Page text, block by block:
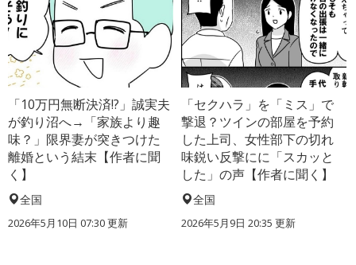
「10万円無断決済!?」誠実夫
が釣り沼へ→「家族より趣
味？」限界妻が突きつけた
離婚という結末【作者に聞
く】
全国
2026年5月10日 07:30 更新
「セクハラ」を「ミス」で
撃退？ツインの部屋を予約
した上司、女性部下の切れ
味鋭い反撃にに「スカッと
した」の声【作者に聞く】
全国
2026年5月9日 20:35 更新